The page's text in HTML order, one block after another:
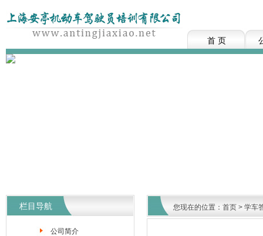
首 页
栏目导航
公司简介
您现在的位置： 首页 > 学车